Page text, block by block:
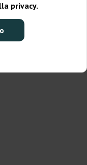
privacy.